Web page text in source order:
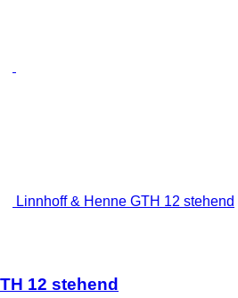
Linnhoff & Henne GTH 12 stehend
12 stehend